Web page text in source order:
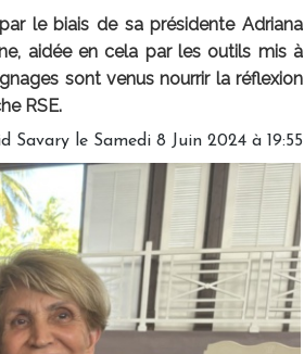
le biais de sa présidente Adriana
aidée en cela par les outils mis à
sont venus nourrir la réflexion
RSE.
Savary le Samedi 8 Juin 2024 à 19:55